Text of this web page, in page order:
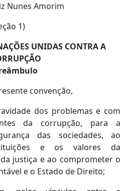
Nunes Amorim
1)
UNIDAS CONTRA A
convenção,
dos problemas e com
da corrupção, para a
das sociedades, ao
e os valores da
justiça e ao comprometer o
e o Estado de Direito;